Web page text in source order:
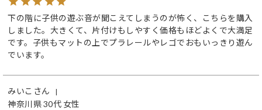
下の階に子供の遊ぶ音が聞こえてしまうのが怖く、こちらを購入
しました。大きくて、片付けもしやすく価格もほどよくで大満足
です。子供もマットの上でプラレールやレゴでおもいっきり遊ん
でいます。
みいこ
神奈川県30代 女性